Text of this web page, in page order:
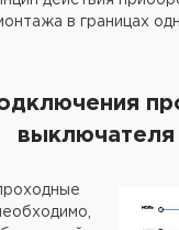
в границах
выключателя